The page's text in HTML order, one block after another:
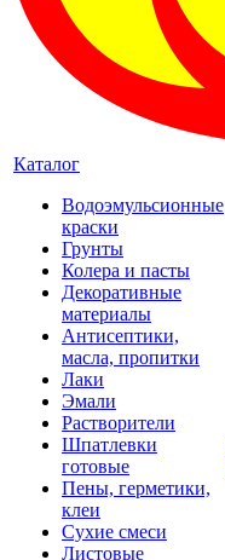
Каталог
Водоэмульсионные
краски
Грунты
Колера и пасты
Декоративные
материалы
Антисептики,
масла, пропитки
Лаки
Эмали
Растворители
Шпатлевки
готовые
Пены, герметики,
клеи
Сухие смеси
Листовые